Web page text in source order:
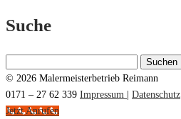
Suche
nach:
© 2026 Malermeisterbetrieb Reimann
0171 – 27 62 339 Impressum
Datenschutz
Jetzt Anrufen